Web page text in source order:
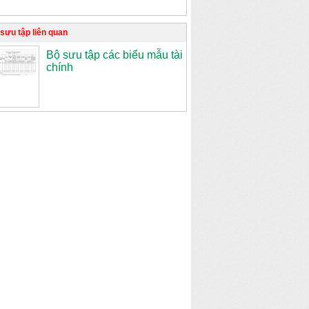
tập liên quan
Bộ sưu tập các biểu mẫu tài
chính